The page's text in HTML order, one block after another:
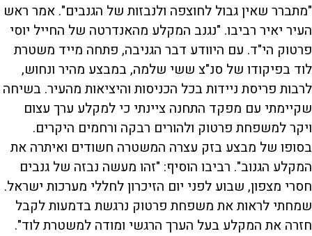
"מתברר שאין גבול לחוצפה ולנבזות של הגנבים". אמר ראש
העיר יאיר רביבו. "נגנב המקלע מהאנדרטה של החייל יוסי
פרטוק הי"ד. עם היוודע דבר הגניבה, פתחה מייד משטרת
לוד בפיקודו של סנ"צ ששי שלמה, במבצע מהיר ונחוש,
לרבות פריסת ניידות בכל הכניסות והיציאות מהעיר. בשיחה
שקיימתי עם מפקד התחנה ציינתי כי למקלע ערך עצום
ויקר למשפחת פרטוק ולהורים רבקה ורחמים היקרים.
בסופו של מבצע בזק עצרה המשטרה חשודים ואיתרה את
המקלע הגנוב". רביבו הוסיף: "זהו מעשה נבזה של גנבים
חסרי מצפון, שבוע לפני יום הזיכרון לחללי מערכות ישראל.
שמחתי לראות את משפחת פרטוק נרגשת בדמעות לקבל
חזרה את המקלע בעל הערך הרגשי ומודה למשטרת לוד".